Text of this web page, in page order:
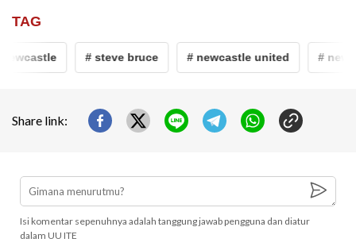
TAG
# steve bruce # newcastle united #
Share link:
Isi komentar sepenuhnya adalah tanggung jawab pengguna dan diatur
dalam UU ITE